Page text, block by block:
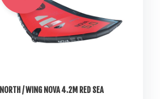
NORTH / WING NOVA 4.2M RED SEA